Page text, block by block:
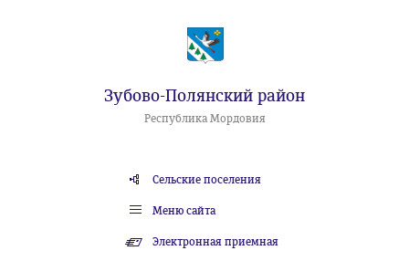
Зубово-Полянский район
Республика Мордовия
Сельские поселения
Меню сайта
Электронная приемная